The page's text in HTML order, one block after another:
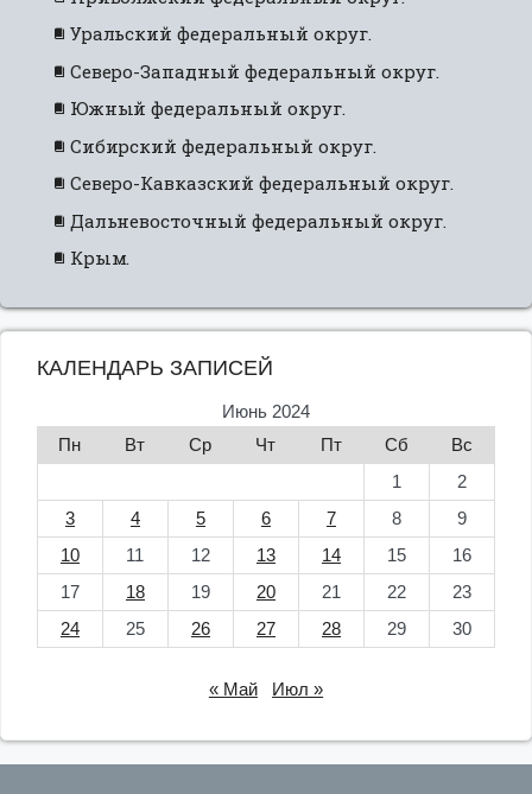
Уральский федеральный округ.
Северо-Западный федеральный округ.
Южный федеральный округ.
Сибирский федеральный округ.
Северо-Кавказский федеральный округ.
Дальневосточный федеральный округ.
Крым.
КАЛЕНДАРЬ ЗАПИСЕЙ
Июнь 2024
Пн
Вт Ср Чт Пт Сб
Вс
1
2
3
4 5 6 7 8
9
10
11 12 13 14 15
16
17
18 19 20 21 22
23
24
25 26 27 28 29 30
« Май Июл »